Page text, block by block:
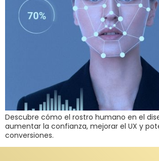
Descubre cómo el rostro humano en el
aumentar la confianza, mejorar el UX y
conversiones.